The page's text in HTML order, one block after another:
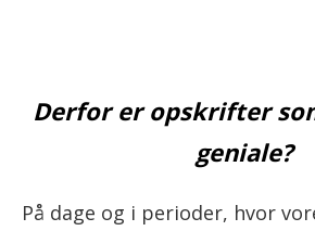
Derfor er opskrifter
geniale?
På dage og i perioder, hvor